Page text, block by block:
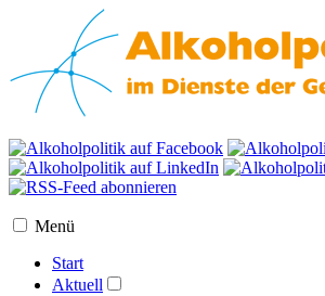
Menü
Start
Aktuell